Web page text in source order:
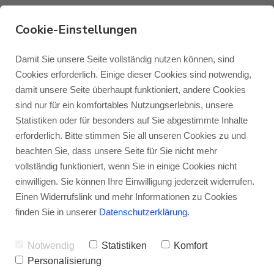
Monitor Audio
Monitor Audio Custom Install
Roksan
Blok
Blog Monitor Audio
Blog Roksan
Blog Blok
Monitor Audio Cinergy
300 1G
Kompromisslos groß und spielfreudig!–
Die Monitor Audio Cinergy 300 ist der
größte Lautsprecher aus der kompletten
Cinergy-Serie. Die Treiberbestückung ist
zwar identisch mit der Cinergy 200, das
und mit ihm der Tiefgang im Bass! Zudem
Cookie-Einstellungen
Damit Sie unsere Seite vollständig nutzen können, sind
Cookies erforderlich. Einige dieser Cookies sind notwendig,
damit unsere Seite überhaupt funktioniert, andere Cookies
sind nur für ein komfortables Nutzungserlebnis, unsere
Statistiken oder für besonders auf Sie abgestimmte Inhalte
erforderlich. Bitte stimmen Sie all unseren Cookies zu und
beachten Sie, dass unsere Seite für Sie nicht mehr
vollständig funktioniert, wenn Sie in einige Cookies nicht
einwilligen. Sie können Ihre Einwilligung jederzeit widerrufen.
Einen Widerrufslink und mehr Informationen zu Cookies
finden Sie in unserer Datenschutzerklärung.
Notwendig Statistiken
Komfort
Personalisierung